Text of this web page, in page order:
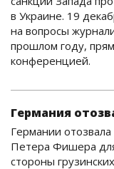
в Украине. 19
на вопросы
прошлом году,
конференцией.
Германия
Германии отозвала
Петера Фишера
стороны